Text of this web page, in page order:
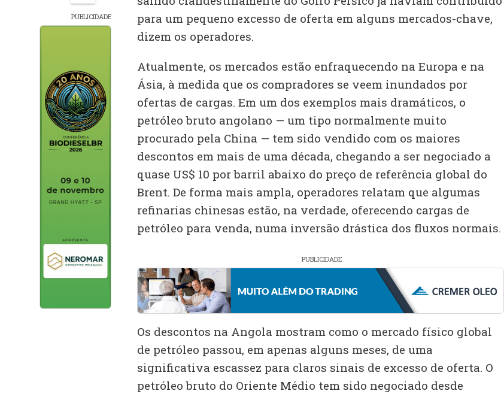
PUBLICIDADE
para um pequeno excesso de oferta em alguns mercados-chave,
dizem os operadores.
Atualmente, os mercados estão enfraquecendo na Europa e na
Ásia, à medida que os compradores se veem inundados por
ofertas de cargas. Em um dos exemplos mais dramáticos, o
petróleo bruto angolano — um tipo normalmente muito
procurado pela China — tem sido vendido com os maiores
descontos em mais de uma década, chegando a ser negociado a
quase US$ 10 por barril abaixo do preço de referência global do
Brent. De forma mais ampla, operadores relatam que algumas
refinarias chinesas estão, na verdade, oferecendo cargas de
petróleo para venda, numa inversão drástica dos fluxos normais.
PUBLICIDADE
Os descontos na Angola mostram como o mercado físico global
de petróleo passou, em apenas alguns meses, de uma
significativa escassez para claros sinais de excesso de oferta. O
petróleo bruto do Oriente Médio tem sido negociado desde